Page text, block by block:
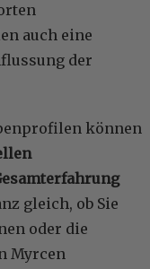
auch eine
der
können
gleich, ob Sie
oder die
Myrcen